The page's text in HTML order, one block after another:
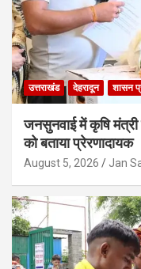
उत्तराखंड देहरादून शासन
जनसुनवाई में कृषि
को बताया प्रेरणादायक
August 5, 2026 Jan